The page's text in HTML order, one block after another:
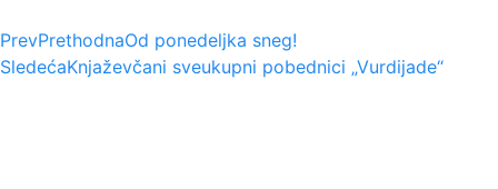
PrevPrethodnaOd ponedeljka sneg!
SledećaKnjaževčani sveukupni pobednici „Vurdijade“